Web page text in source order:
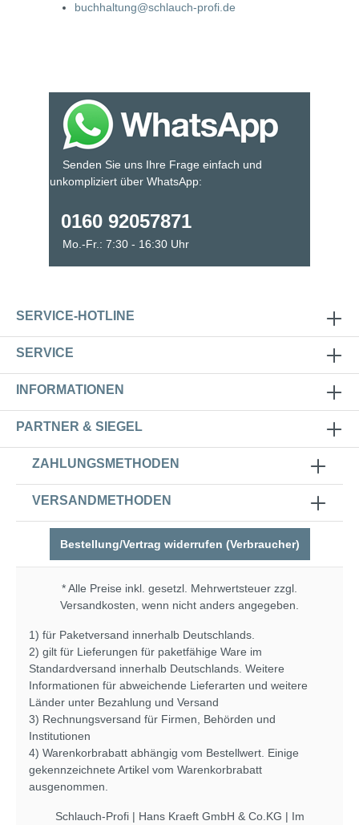
buchhaltung@schlauch-profi.de
Senden Sie uns Ihre Frage einfach und
unkompliziert über WhatsApp:
0160 92057871
Mo.-Fr.: 7:30 - 16:30 Uhr
SERVICE-HOTLINE
SERVICE
INFORMATIONEN
PARTNER & SIEGEL
ZAHLUNGSMETHODEN
VERSANDMETHODEN
Bestellung/Vertrag widerrufen (Verbraucher)
* Alle Preise inkl. gesetzl. Mehrwertsteuer zzgl.
Versandkosten , wenn nicht anders angegeben.
1) für Paketversand innerhalb Deutschlands.
2) gilt für Lieferungen für paketfähige Ware im
Standardversand innerhalb Deutschlands. Weitere
Informationen für abweichende Lieferarten und weitere
Länder unter Bezahlung und Versand
3) Rechnungsversand für Firmen, Behörden und
Institutionen
4) Warenkorbrabatt abhängig vom Bestellwert. Einige
gekennzeichnete Artikel vom Warenkorbrabatt
ausgenommen.
Schlauch-Profi | Hans Kraeft GmbH & Co.KG | Im